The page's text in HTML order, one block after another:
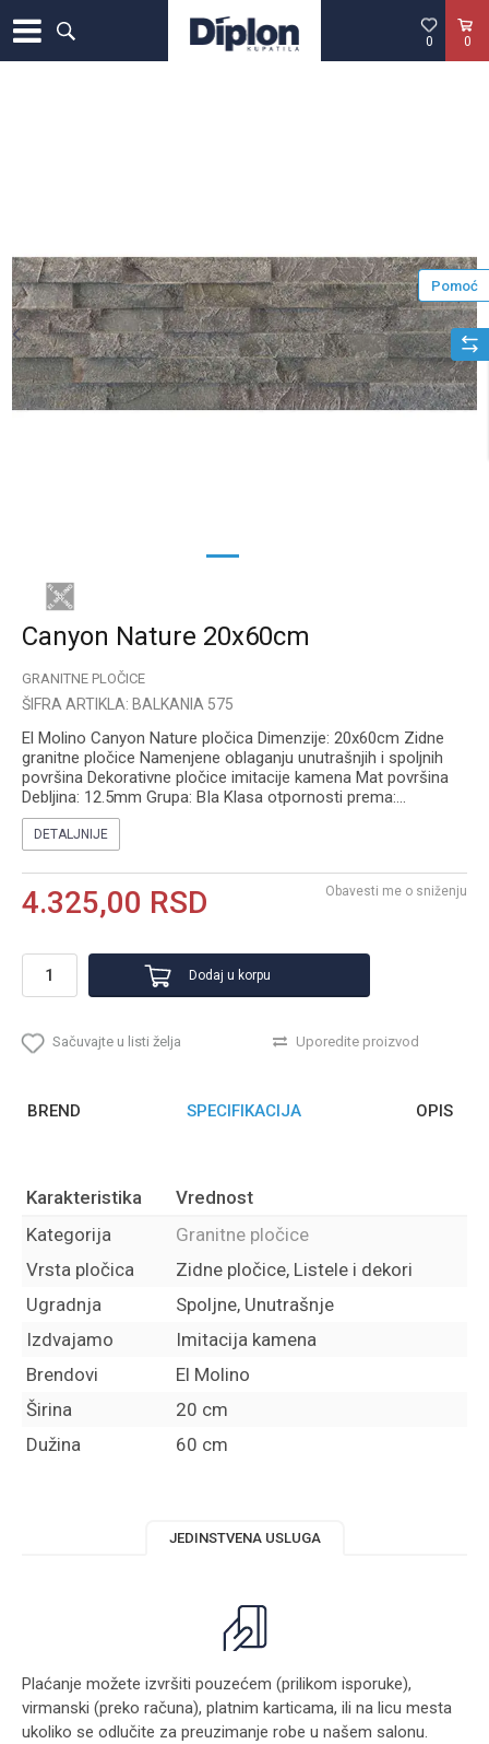
0
0
1
Canyon Nature 20x60cm
GRANITNE PLOČICE
ŠIFRA ARTIKLA: BALKANIA 575
El Molino Canyon Nature pločica Dimenzije: 20x60cm Zidne
granitne pločice Namenjene oblaganju unutrašnjih i spoljnih
površina Dekorativne pločice imitacije kamena Mat površina
Debljina: 12.5mm Grupa: BIa Klasa otpornosti prema:...
DETALJNIJE
4.325,00 RSD Obavesti me o sniženju
Dodaj u korpu
Sačuvajte u listi želja Uporedite proizvod
Pomoć
BREND SPECIFIKACIJA OPIS
Karakteristika
Vrednost
Kategorija
Granitne pločice
Vrsta pločica
Zidne pločice, Listele i dekori
Ugradnja
Spoljne, Unutrašnje
Izdvajamo
Imitacija kamena
Brendovi
El Molino
Širina
20 cm
Dužina
60 cm
JEDINSTVENA USLUGA
Plaćanje možete izvršiti pouzećem (prilikom isporuke),
virmanski (preko računa), platnim karticama, ili na licu mesta
ukoliko se odlučite za preuzimanje robe u našem salonu.